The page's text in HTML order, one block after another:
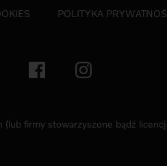
POLITYKA
firmy stowarzyszone bądź